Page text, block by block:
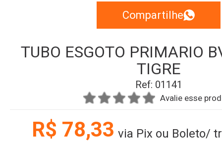
Compartilhe
TUBO ESGOTO PRIMARIO
TIGRE
Ref: 01141
Avalie esse
R$ 78,33 via Pix ou Boleto/